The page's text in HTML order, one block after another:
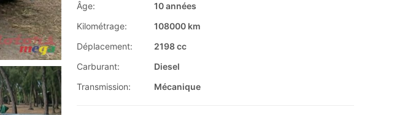
Âge:
10 années
Kilométrage:
108000 km
Déplacement:
2198 cc
Carburant:
Diesel
Transmission:
Mécanique